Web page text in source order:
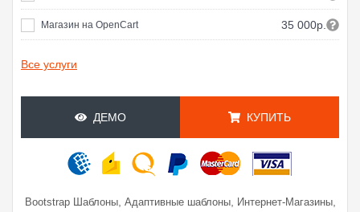
Магазин на OpenCart 35 000р.
Все услуги
ДЕМО КУПИТЬ
Bootstrap Шаблоны, Адаптивные шаблоны, Интернет-Магазины,